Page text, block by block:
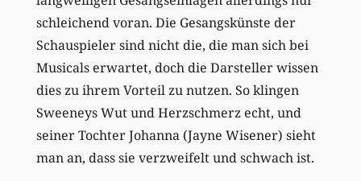
schleichend voran. Die Gesangskünste der
Schauspieler sind nicht die, die man sich bei
Musicals erwartet, doch die Darsteller wissen
dies zu ihrem Vorteil zu nutzen. So klingen
Sweeneys Wut und Herzschmerz echt, und
seiner Tochter Johanna (Jayne Wisener) sieht
man an, dass sie verzweifelt und schwach ist.